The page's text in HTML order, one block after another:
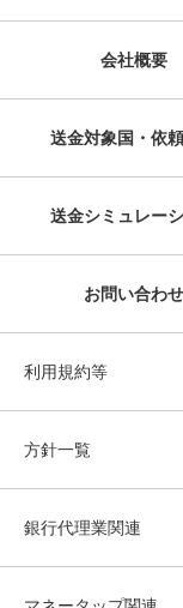
会社概要
送金対象国・依
送金シミュレー
お問い合わせ
利用規約等
方針一覧
銀行代理業関連